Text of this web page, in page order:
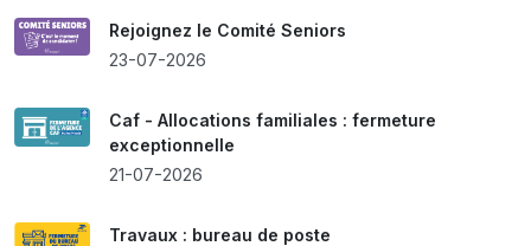
Rejoignez le Comité Seniors
23-07-2026
Caf - Allocations familiales : fermeture
exceptionnelle
21-07-2026
Travaux : bureau de poste